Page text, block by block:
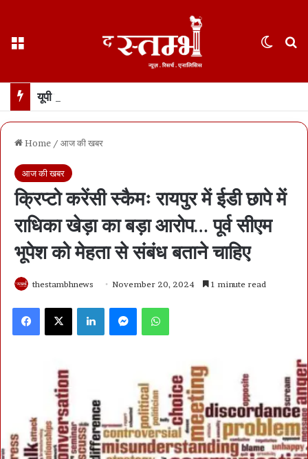
Home / आज की खबर
आज की खबर
क्रिप्टो करेंसी स्कैमः रायपुर में ईडी छापे में
राधिका खेड़ा का बड़ा आरोप… पूर्व सीएम
भूपेश को मेहता से संबंध बताने चाहिए
thestambhnews November 20, 2024 1 minute read
Facebook X LinkedIn